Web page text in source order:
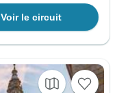
Voir le circuit